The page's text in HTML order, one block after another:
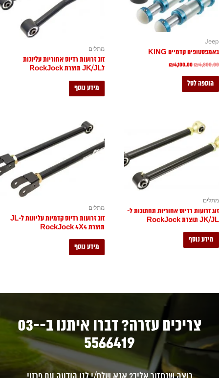
Jeep
באמפסטופים קדמיים KING
₪4,800.00
₪4,100.00
הוספה לסל
מתלים
זוג זרועות רדיוס אחוריות עליונות
לJK/JL תוצרת RockJock
מידע נוסף
מתלים
זוג זרועות רדיוס אחוריות תחתונות ל-
JK/JL תוצרת RockJock
מידע נוסף
מתלים
זוג זרועות רדיוס קדמיות עליונות ל-JL
תוצרת RockJock 4X4
מידע נוסף
צריכים עזרה? דברו איתנו ב-03-
5566419